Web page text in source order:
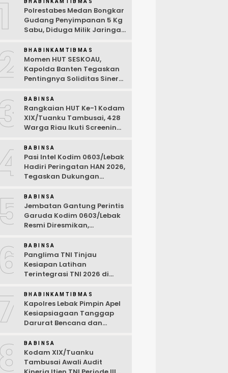
BHABINKAMTIBMAS
Polrestabes Medan Bongkar
Gudang Penyimpanan 5 Kg
Sabu, Diduga Milik Jaringan
BHABINKAMTIBMAS
Momen HUT SESKOAU,
Kapolda Banten Tegaskan
Pentingnya Soliditas Sinergi
BABINSA
Rangkaian HUT Ke-1 Kodam
XIX/Tuanku Tambusai, 428
Warga Riau Ikuti Screening
BABINSA
Pasi Intel Kodim 0603/Lebak
Hadiri Peringatan HAN 2026,
Tegaskan Dukungan
Ramah Anak
5 BABINSA
Jembatan Gantung Perintis
Garuda Kodim 0603/Lebak
Resmi Diresmikan,
Desa Wanasalam
BABINSA
Panglima TNI Tinjau
Kesiapan Latihan
Terintegrasi TNI 2026 di
BHABINKAMTIBMAS
Kapolres Lebak Pimpin Apel
Kesiapsiagaan Tanggap
Darurat Bencana dan
BABINSA
Kodam XIX/Tuanku
Tambusai Awali Audit